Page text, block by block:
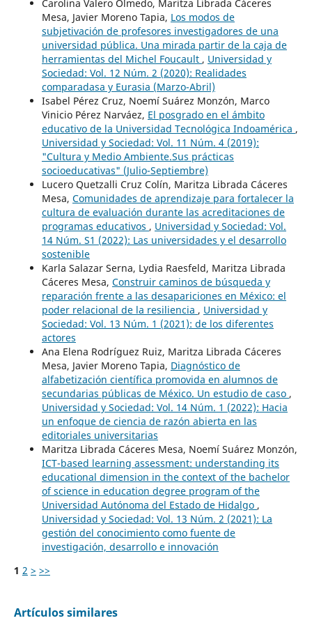
Carolina Valero Olmedo, Maritza Librada Cáceres
Mesa, Javier Moreno Tapia, Los modos de
subjetivación de profesores investigadores de una
universidad pública. Una mirada partir de la caja de
herramientas del Michel Foucault , Universidad y
Sociedad: Vol. 12 Núm. 2 (2020): Realidades
comparadasa y Eurasia (Marzo-Abril)
Isabel Pérez Cruz, Noemí Suárez Monzón, Marco
Vinicio Pérez Narváez, El posgrado en el ámbito
educativo de la Universidad Tecnológica Indoamérica ,
Universidad y Sociedad: Vol. 11 Núm. 4 (2019):
"Cultura y Medio Ambiente.Sus prácticas
socioeducativas" (Julio-Septiembre)
Lucero Quetzalli Cruz Colín, Maritza Librada Cáceres
Mesa, Comunidades de aprendizaje para fortalecer la
cultura de evaluación durante las acreditaciones de
programas educativos , Universidad y Sociedad: Vol.
14 Núm. S1 (2022): Las universidades y el desarrollo
sostenible
Karla Salazar Serna, Lydia Raesfeld, Maritza Librada
Cáceres Mesa, Construir caminos de búsqueda y
reparación frente a las desapariciones en México: el
poder relacional de la resiliencia , Universidad y
Sociedad: Vol. 13 Núm. 1 (2021): de los diferentes
actores
Ana Elena Rodríguez Ruiz, Maritza Librada Cáceres
Mesa, Javier Moreno Tapia, Diagnóstico de
alfabetización científica promovida en alumnos de
secundarias públicas de México. Un estudio de caso ,
Universidad y Sociedad: Vol. 14 Núm. 1 (2022): Hacia
un enfoque de ciencia de razón abierta en las
editoriales universitarias
Maritza Librada Cáceres Mesa, Noemí Suárez Monzón,
ICT-based learning assessment: understanding its
educational dimension in the context of the bachelor
of science in education degree program of the
Universidad Autónoma del Estado de Hidalgo ,
Universidad y Sociedad: Vol. 13 Núm. 2 (2021): La
gestión del conocimiento como fuente de
investigación, desarrollo e innovación
1 2 > >>
Artículos similares